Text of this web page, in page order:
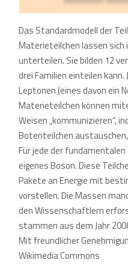
Das Standardmodell der
Materieteilchen lassen sich
unterteilen. Sie bilden 12
drei Familien einteilen
Leptonen (eines davon ein
Materieteilchen können
Weisen „kommunizieren“,
Botenteilchen
Für jede der
eigenes Boson. Diese
Pakete an Energie mit
vorstellen. Die Massen
den Wissenschaftlern
stammen aus dem Jahr
Mit freundlicher
Wikimedia Commons